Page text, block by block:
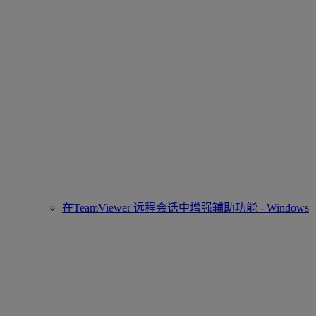
在TeamViewer 远程会话中增强辅助功能 - Windows